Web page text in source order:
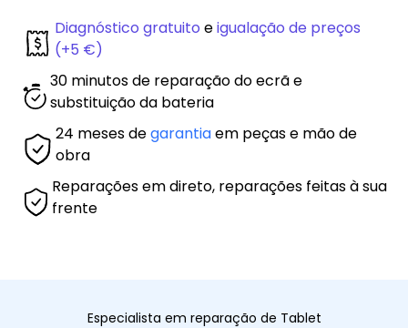
Diagnóstico gratuito eigualação de preços
(+5 €)
30 minutos de reparação do ecrã e
substituição da bateria
24 meses degarantiaem peças e mão de
obra
Reparações em direto, reparações feitas à sua
frente
Especialista em reparação de Tablet